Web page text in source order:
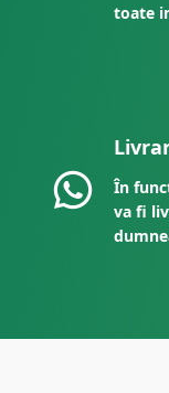
toate
În
va fi